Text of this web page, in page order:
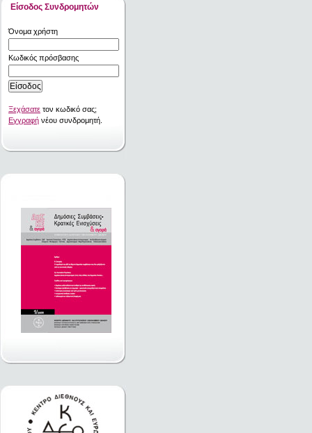
Είσοδος Συνδρομητών
Όνομα χρήστη
Κωδικός πρόσβασης
Ξεχάσατε τον κωδικό σας;
Εγγραφή νέου συνδρομητή.